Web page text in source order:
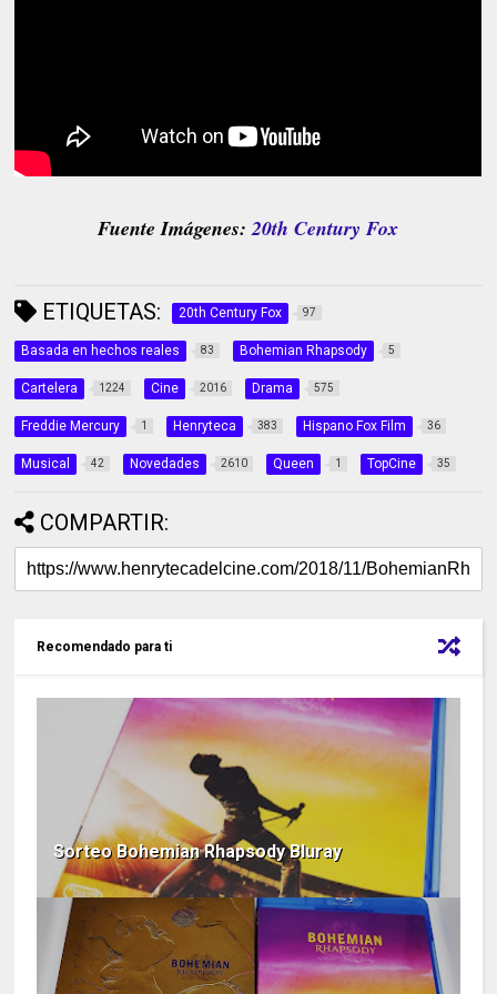
Fuente Imágenes:20th Century Fox
ETIQUETAS: 20th Century Fox 97
Basada en hechos reales 83 Bohemian Rhapsody 5
Cartelera 1224 Cine 2016 Drama 575
Freddie Mercury 1 Henryteca 383 Hispano Fox Film 36
Musical 42 Novedades 2610 Queen 1 TopCine 35
COMPARTIR:
Recomendado para ti
Sorteo Bohemian Rhapsody Bluray